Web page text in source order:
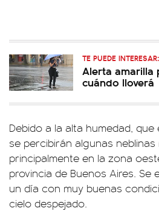
TE PUEDE INTERESAR:
Alerta amarilla
cuándo lloverá
Debido a la alta humedad, que
se percibirán algunas neblinas
principalmente en la zona
provincia de Buenos Aires. Se
un día con muy buenas
cielo despejado.